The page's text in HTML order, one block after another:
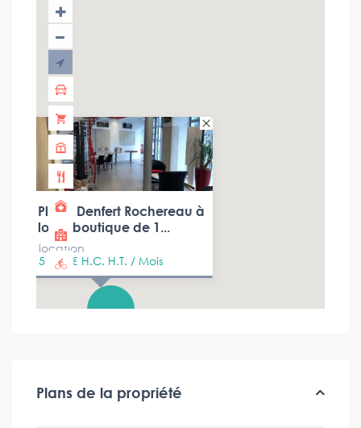
Place Denfert Rochereau à
louer boutique de 1...
location
5 333 € H.C. H.T. / Mois
Plans de la propriété